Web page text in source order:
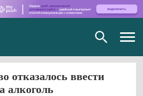
отказалось ввести
алкоголь